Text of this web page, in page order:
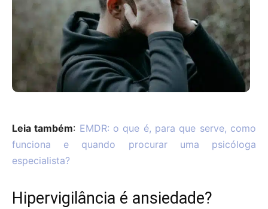
Leia também: EMDR: o que é, para que serve, como
funciona e quando procurar uma psicóloga
especialista?
Hipervigilância é ansiedade?